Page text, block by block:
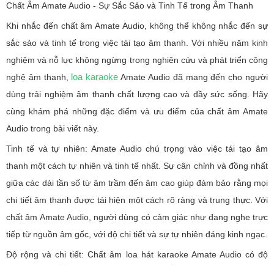
Chất Âm Amate Audio - Sự Sắc Sảo và Tinh Tế trong Âm Thanh
Khi nhắc đến chất âm Amate Audio, không thể không nhắc đến sự
sắc sảo và tinh tế trong việc tái tạo âm thanh. Với nhiều năm kinh
nghiệm và nỗ lực không ngừng trong nghiên cứu và phát triển công
nghệ âm thanh, loa karaoke Amate Audio đã mang đến cho người
dùng trải nghiệm âm thanh chất lượng cao và đầy sức sống. Hãy
cùng khám phá những đặc điểm và ưu điểm của chất âm Amate
Audio trong bài viết này.
Tinh tế và tự nhiên: Amate Audio chú trọng vào việc tái tạo âm
thanh một cách tự nhiên và tinh tế nhất. Sự cân chỉnh và đồng nhất
giữa các dải tần số từ âm trầm đến âm cao giúp đảm bảo rằng mọi
chi tiết âm thanh được tái hiện một cách rõ ràng và trung thực. Với
chất âm Amate Audio, người dùng có cảm giác như đang nghe trực
tiếp từ nguồn âm gốc, với độ chi tiết và sự tự nhiên đáng kinh ngạc.
Độ rộng và chi tiết: Chất âm loa hát karaoke Amate Audio có độ